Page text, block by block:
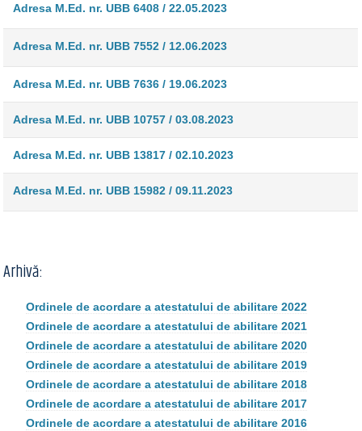
Adresa M.Ed. nr. UBB 6408 / 22.05.2023
Adresa M.Ed. nr. UBB 7552 / 12.06.2023
Adresa M.Ed. nr. UBB 7636 / 19.06.2023
Adresa M.Ed. nr. UBB 10757 / 03.08.2023
Adresa M.Ed. nr. UBB 13817 / 02.10.2023
Adresa M.Ed. nr. UBB 15982 / 09.11.2023
Arhivă:
Ordinele de acordare a atestatului de abilitare 2022
Ordinele de acordare a atestatului de abilitare 2021
Ordinele de acordare a atestatului de abilitare 2020
Ordinele de acordare a atestatului de abilitare 2019
Ordinele de acordare a atestatului de abilitare 2018
Ordinele de acordare a atestatului de abilitare 2017
Ordinele de acordare a atestatului de abilitare 2016